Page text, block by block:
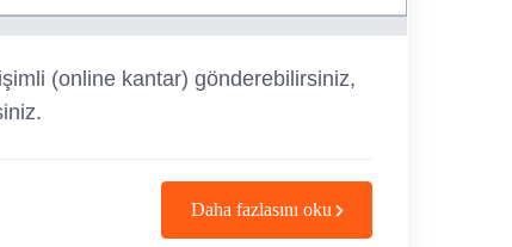
(online kantar) gönderebilirsiniz,
Daha fazlasını oku